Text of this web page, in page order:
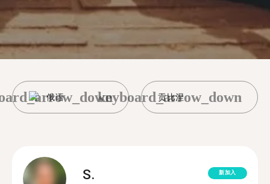
俄语 贡比涅
keyboard_arrow_down
S. 新加入